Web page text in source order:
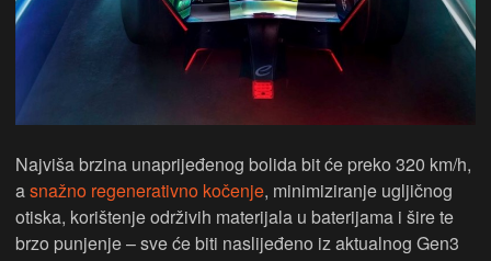
Najviša brzina unaprijeđenog bolida bit će preko 320 km/h,
asnažno regenerativno kočenje, minimiziranje ugljičnog
otiska, korištenje održivih materijala u baterijama i šire te
brzo punjenje – sve će biti naslijeđeno iz aktualnog Gen3